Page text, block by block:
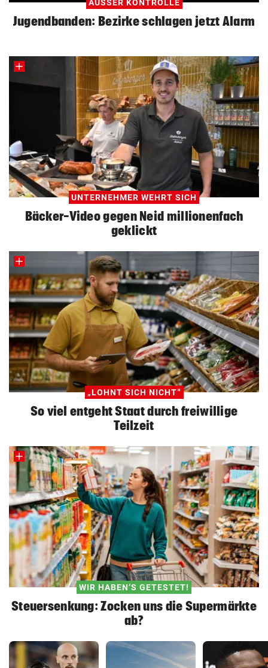
AUSSER KONTROLLE
Jugendbanden: Bezirke schlagen jetzt Alarm
UNTERNEHMER WEHRT SICH
Bäcker-Video gegen Neid millionenfach
geklickt
„LOHNT SICH NICHT“
So viel entgeht Staat durch freiwillige
Teilzeit
WIR HABEN‘S GETESTET!
Steuersenkung: Zocken uns die Supermärkte
ab?